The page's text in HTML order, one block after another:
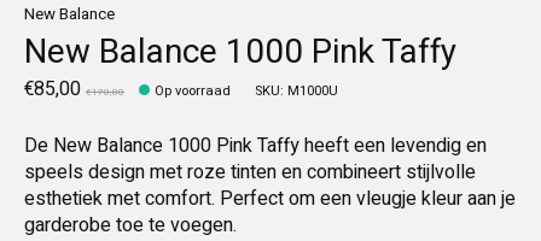
New Balance
New Balance 1000 Pink Taffy
€85,00 €170,00 Op voorraad SKU: M1000U
De New Balance 1000 Pink Taffy heeft een levendig en
speels design met roze tinten en combineert stijlvolle
esthetiek met comfort. Perfect om een vleugje kleur aan je
garderobe toe te voegen.